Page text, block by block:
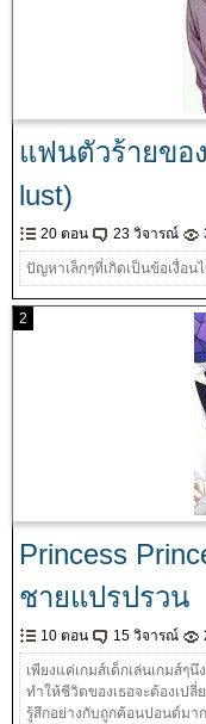
แฟนตัวร้ายขอ
lust)
20 ตอน 23 วิจารณ์
ปัญหาเล็กๆที่เกิดเป็นข้อเงื่อ
2
Princess
ชายแปรปรวน
10 ตอน 15 วิจารณ์
เพียงแค่เกมส์เด็กเล่นเกมส์
ทำให้ชีวิตของเธอจะต้องเปลี่
รู้สึกอย่างกับถูกค้อนปอนด์มา